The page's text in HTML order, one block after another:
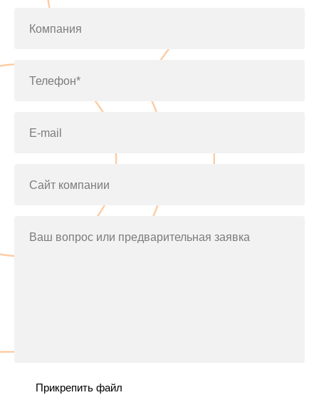
Компания
Телефон*
E-mail
Сайт компании
Ваш вопрос или предварительная заявка
Прикрепить файл